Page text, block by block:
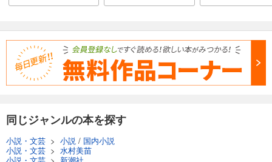
同じジャンルの本を探す
小説・文芸 > 小説 / 国内小説
小説・文芸 > 水村美苗